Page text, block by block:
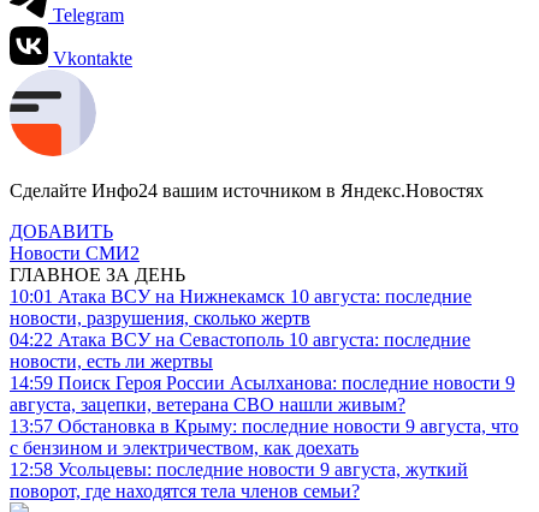
Telegram
Vkontakte
Сделайте Инфо24 вашим источником в Яндекс.Новостях
ДОБАВИТЬ
Новости СМИ2
ГЛАВНОЕ ЗА ДЕНЬ
10:01 Атака ВСУ на Нижнекамск 10 августа: последние
новости, разрушения, сколько жертв
04:22 Атака ВСУ на Севастополь 10 августа: последние
новости, есть ли жертвы
14:59 Поиск Героя России Асылханова: последние новости 9
августа, зацепки, ветерана СВО нашли живым?
13:57 Обстановка в Крыму: последние новости 9 августа, что
с бензином и электричеством, как доехать
12:58 Усольцевы: последние новости 9 августа, жуткий
поворот, где находятся тела членов семьи?